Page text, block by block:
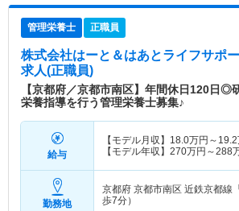
管理栄養士 正職員
株式会社はーと＆はあとライフサポ
求人(正職員)
【京都府／京都市南区】年間休日120日◎
栄養指導を行う管理栄養士募集♪
給与
【モデル月収】 18.0万円～ 19.2
【モデル年収】 270万円～288
勤務地
京都府 京都市南区 近鉄京都線
歩7分）